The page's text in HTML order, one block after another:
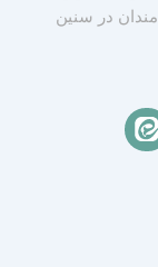
در سنین